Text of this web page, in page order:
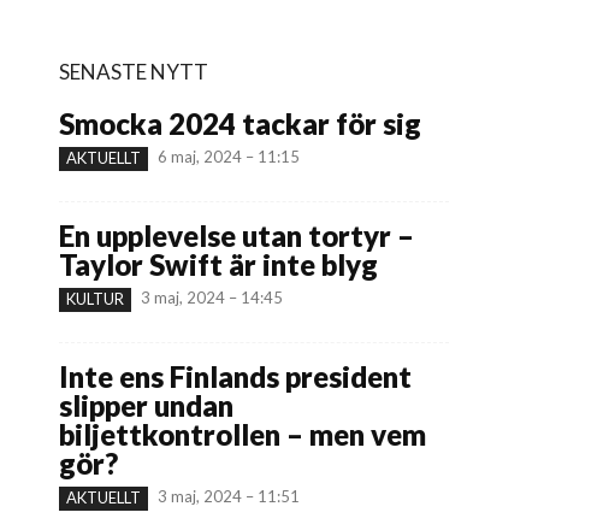
SENASTE NYTT
Smocka 2024 tackar för sig
AKTUELLT 6 maj, 2024 – 11:15
En upplevelse utan tortyr –
Taylor Swift är inte blyg
KULTUR 3 maj, 2024 – 14:45
Inte ens Finlands president
slipper undan
biljettkontrollen – men vem
gör?
AKTUELLT 3 maj, 2024 – 11:51